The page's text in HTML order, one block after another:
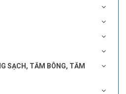
SẠCH, TĂM BÔNG, TĂM